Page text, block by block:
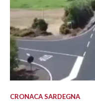
CRONACA SARDEGNA